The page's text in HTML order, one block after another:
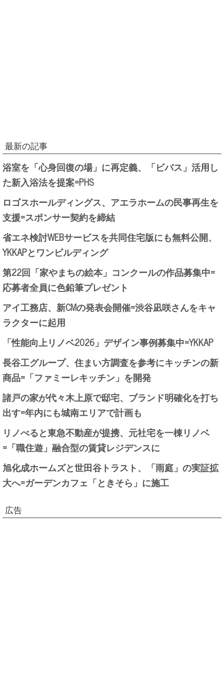
最新の記事
浴室を「心身回復の場」に再定義、「ビバス」活用し
た新入浴法を提案=PHS
ロゴスホールディングス、アエラホームの民事再生を
支援=スポンサー契約を締結
省エネ検討WEBサービスを共同住宅版にも無料公開、
YKKAPとワンビルディング
第22回「家やまちの絵本」コンクールの作品募集中=
応募者全員に色鉛筆プレゼント
アイ工務店、新CMの発表会開催=渋谷凪咲さんをキャ
ラクターに起用
「性能向上リノベ2026」デザイン事例募集中=YKKAP
長谷工グループ、住まい方調査を参考にキッチンの新
商品=「ファミーレキッチン」を開発
諸戸の家が代々木上原で邸宅、ブランド明確化を打ち
出す=年内にも城南エリアで計画も
リノべると東急不動産が提携、元社宅を一棟リノベ
=「職住遊」融合型の賃貸レジデンスに
旭化成ホームズと世田谷トラスト、「雨庭」の実証拡
大へ=ガーデンカフェ「ときそら」に施工
広告